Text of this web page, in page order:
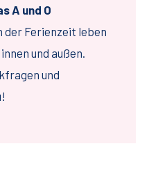
A und O
der Ferienzeit leben
und außen.
und